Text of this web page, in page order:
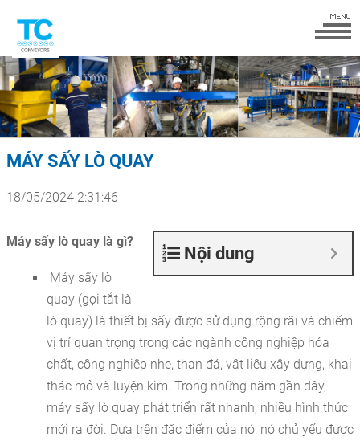
MÁY SẤY LÒ QUAY
18/05/2024 2:31:46
Nội dung
Máy sấy lò quay là gì?
Máy sấy lò
quay (gọi tắt là
lò quay) là thiết bị sấy được sử dụng rộng rãi và chiếm
vị trí quan trọng trong các ngành công nghiệp hóa
chất, công nghiệp nhẹ, than đá, vật liệu xây dựng, khai
thác mỏ và luyện kim. Trong những năm gần đây,
máy sấy lò quay phát triển rất nhanh, nhiều hình thức
mới ra đời. Dựa trên đặc điểm của nó, nó chủ yếu được